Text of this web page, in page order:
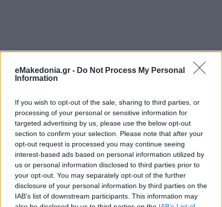
eMakedonia.gr - Do Not Process My Personal
Information
If you wish to opt-out of the sale, sharing to third parties, or
processing of your personal or sensitive information for
targeted advertising by us, please use the below opt-out
section to confirm your selection. Please note that after your
opt-out request is processed you may continue seeing
interest-based ads based on personal information utilized by
us or personal information disclosed to third parties prior to
your opt-out. You may separately opt-out of the further
disclosure of your personal information by third parties on the
IAB’s list of downstream participants. This information may
Διαβάστε περισσότερα